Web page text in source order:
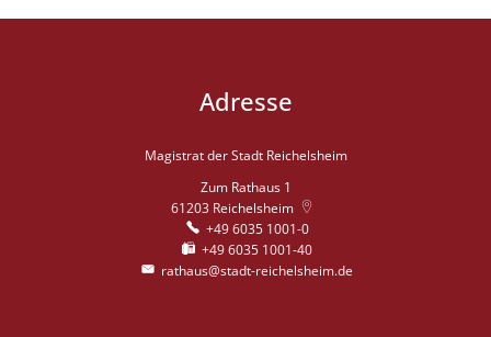
Adresse
Magistrat der Stadt Reichelsheim
Zum Rathaus 1
61203 Reichelsheim
+49 6035 1001-0
+49 6035 1001-40
rathaus@stadt-reichelsheim.de